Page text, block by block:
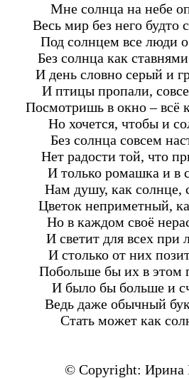
Мне солнца на небе
Весь мир без него будто
Под солнцем все люди
Без солнца как
И день словно серый и
И птицы пропали,
Посмотришь в окно – всё
Но хочется, чтобы и
Без солнца совсем
Нет радости той, что
И только ромашка и в
Нам душу, как солнце,
Цветок неприметный,
Но в каждом своё
И светит для всех при
И столько от них
Побольше бы их в этом
И было бы больше и
Ведь даже обычный
Стать может как
© Copyright: Ирина